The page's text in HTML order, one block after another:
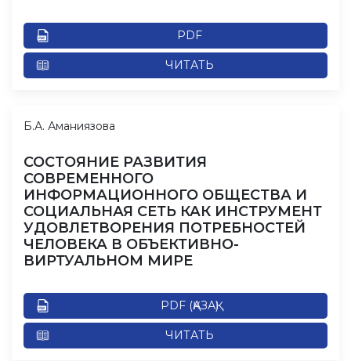
PDF
ЧИТАТЬ
Б.А. Аманиязова
СОСТОЯНИЕ РАЗВИТИЯ
СОВРЕМЕННОГО
ИНФОРМАЦИОННОГО ОБЩЕСТВА И
СОЦИАЛЬНАЯ СЕТЬ КАК ИНСТРУМЕНТ
УДОВЛЕТВОРЕНИЯ ПОТРЕБНОСТЕЙ
ЧЕЛОВЕКА В ОБЪЕКТИВНО-
ВИРТУАЛЬНОМ МИРЕ
PDF (ҚАЗАҚ)
ЧИТАТЬ